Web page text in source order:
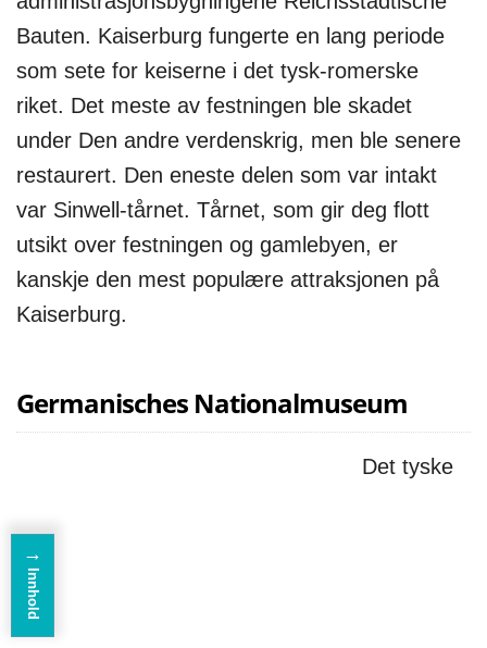
Bauten. Kaiserburg fungerte en lang periode
som sete for keiserne i det tysk-romerske
riket. Det meste av festningen ble skadet
under Den andre verdenskrig, men ble senere
restaurert. Den eneste delen som var intakt
var Sinwell-tårnet. Tårnet, som gir deg flott
utsikt over festningen og gamlebyen, er
kanskje den mest populære attraksjonen på
Kaiserburg.
Germanisches Nationalmuseum
Det tyske
→
Innhold